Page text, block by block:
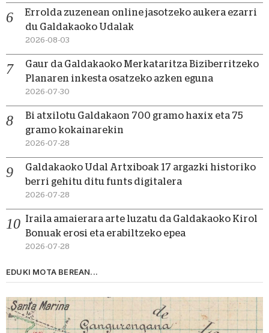
Errolda zuzenean online jasotzeko aukera ezarri
du Galdakaoko Udalak
2026-08-03
Gaur da Galdakaoko Merkataritza Biziberritzeko
Planaren inkesta osatzeko azken eguna
2026-07-30
Bi atxilotu Galdakaon 700 gramo haxix eta 75
gramo kokainarekin
2026-07-28
Galdakaoko Udal Artxiboak 17 argazki historiko
berri gehitu ditu funts digitalera
2026-07-28
Iraila amaierara arte luzatu da Galdakaoko Kirol
Bonuak erosi eta erabiltzeko epea
2026-07-28
EDUKI MOTA BEREAN...